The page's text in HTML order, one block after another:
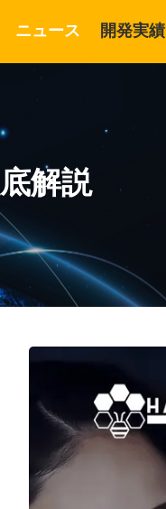
ニュース 開発実績
解説
ワードプレスCMS
ソフトウェア開発
モバイル開発
ソフトウェアテスト
COMPANY PROFILE.PDF